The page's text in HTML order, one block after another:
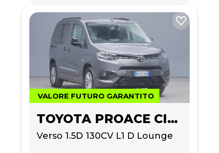
VALORE FUTURO GARANTITO
TOYOTA PROACE CITY
Verso 1.5D 130CV L1 D Lounge